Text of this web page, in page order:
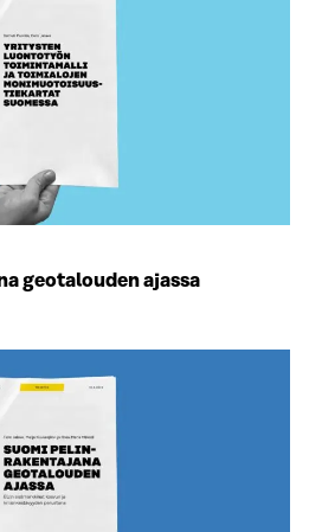
geotalouden ajassa